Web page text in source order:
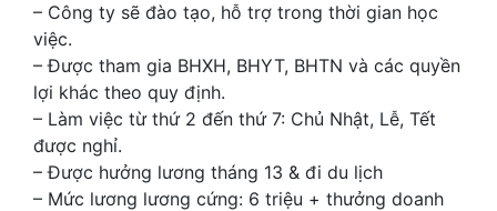
– Công ty sẽ đào tạo, hỗ trợ trong thời gian học
việc.
– Được tham gia BHXH, BHYT, BHTN và các quyền
lợi khác theo quy định.
– Làm việc từ thứ 2 đến thứ 7: Chủ Nhật, Lễ, Tết
được nghỉ.
– Được hưởng lương tháng 13 & đi du lịch
– Mức lương lương cứng: 6 triệu + thưởng doanh